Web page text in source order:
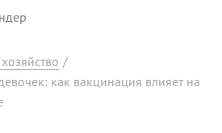
/
как вакцинация влияет на